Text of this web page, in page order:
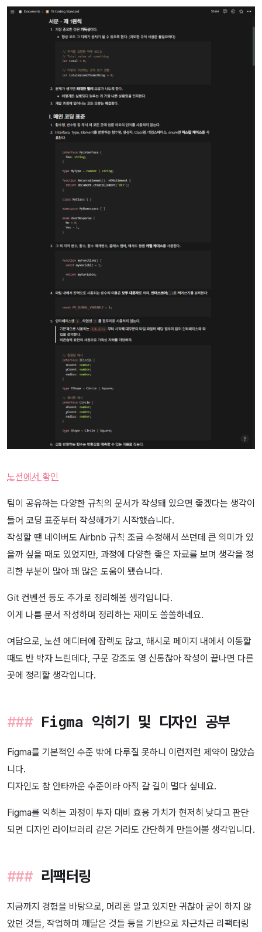
노션에서 확인
팀이 공유하는 다양한 규칙의 문서가 작성돼 있으면 좋겠다는 생각이
들어 코딩 표준부터 작성해가기 시작했습니다.
작성할 땐 네이버도 Airbnb 규칙 조금 수정해서 쓰던데 큰 의미가 있
을까 싶을 때도 있었지만, 과정에 다양한 좋은 자료를 보며 생각을 정
리한 부분이 많아 꽤 많은 도움이 됐습니다.
Git 컨벤션 등도 추가로 정리해볼 생각입니다.
이게 나름 문서 작성하며 정리하는 재미도 쏠쏠하네요.
여담으로, 노션 에디터에 잡렉도 많고, 해시로 페이지 내에서 이동할
때도 반 박자 느린데다, 구문 강조도 영 신통찮아 작성이 끝나면 다른
곳에 정리할 생각입니다.
Figma 익히기 및 디자인 공부
Figma를 기본적인 수준 밖에 다루질 못하니 이런저런 제약이 많았습
니다.
디자인도 참 안타까운 수준이라 아직 갈 길이 멀다 싶네요.
Figma를 익히는 과정이 투자 대비 효용 가치가 현저히 낮다고 판단
되면 디자인 라이브러리 같은 거라도 간단하게 만들어볼 생각입니다.
리팩터링
지금까지 경험을 바탕으로, 머리론 알고 있지만 귀찮아 굳이 하지 않
았던 것들, 작업하며 깨달은 것들 등을 기반으로 차근차근 리팩터링